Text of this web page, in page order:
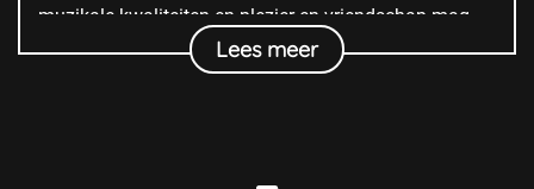
muzikale kwaliteiten en plezier en vriendschap mag
DSV zich met recht een unieke en bruisende vereniging
Lees meer